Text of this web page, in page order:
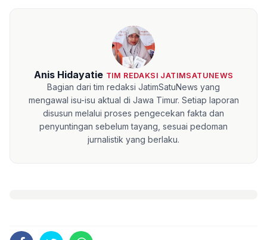
Anis Hidayatie TIM REDAKSI JATIMSATUNEWS
Bagian dari tim redaksi JatimSatuNews yang
mengawal isu-isu aktual di Jawa Timur. Setiap laporan
disusun melalui proses pengecekan fakta dan
penyuntingan sebelum tayang, sesuai pedoman
jurnalistik yang berlaku.